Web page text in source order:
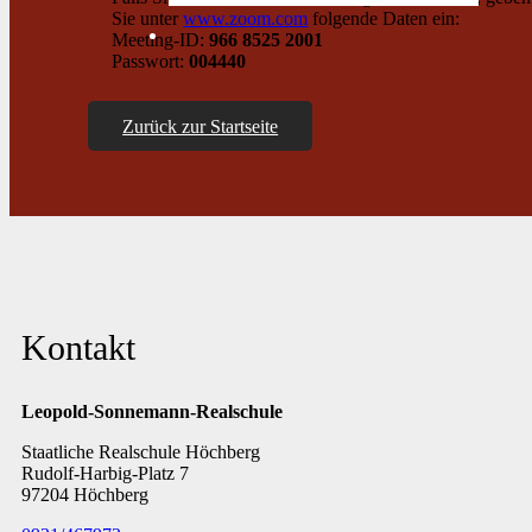
Sie unterwww.zoom.com folgende Daten ein:
Meeting-ID:966 8525 2001
Passwort:004440
Zurück zur Startseite
Kontakt
Leopold-Sonnemann-Realschule
Staatliche Realschule Höchberg
Rudolf-Harbig-Platz 7
97204 Höchberg